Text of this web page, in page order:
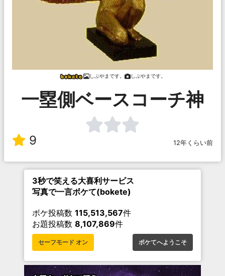
しぶやまです。 しぶやまです。
一塁側ベースコーチ神
9 12年くらい前
3秒で笑える大喜利サービス
写真で一言ボケて(bokete)
ボケ投稿数 115,513,567件
お題投稿数 8,107,869件
セーフモード オン ボケてへようこそ